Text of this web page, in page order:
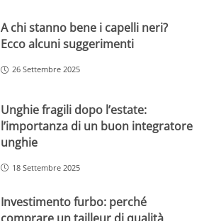
A chi stanno bene i capelli neri?
Ecco alcuni suggerimenti
26 Settembre 2025
Unghie fragili dopo l’estate:
l’importanza di un buon integratore
unghie
18 Settembre 2025
Investimento furbo: perché
comprare un tailleur di qualità